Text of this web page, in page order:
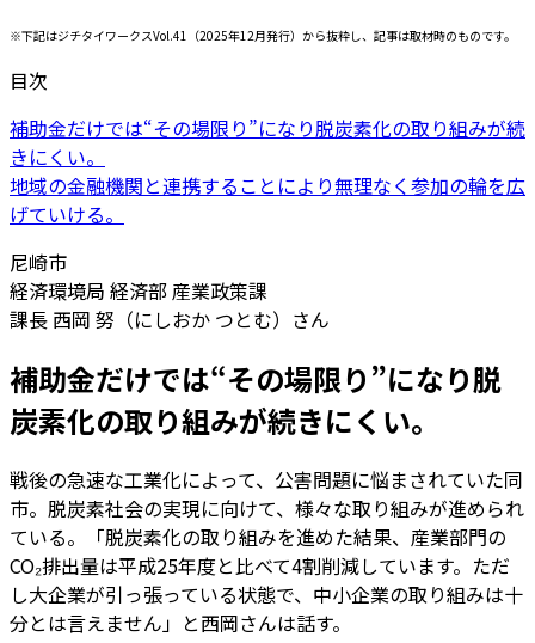
※下記はジチタイワークスVol.41（2025年12月発行）から抜粋し、記事は取材時のものです。
目次
補助金だけでは“その場限り”になり脱炭素化の取り組みが続
きにくい。
地域の金融機関と連携することにより無理なく参加の輪を広
げていける。
尼崎市
経済環境局 経済部 産業政策課
課長 西岡 努（にしおか つとむ）さん
補助金だけでは“その場限り”になり脱
炭素化の取り組みが続きにくい。
戦後の急速な工業化によって、公害問題に悩まされていた同
市。脱炭素社会の実現に向けて、様々な取り組みが進められ
ている。「脱炭素化の取り組みを進めた結果、産業部門の
CO₂排出量は平成25年度と比べて4割削減しています。ただ
し大企業が引っ張っている状態で、中小企業の取り組みは十
分とは言えません」と西岡さんは話す。